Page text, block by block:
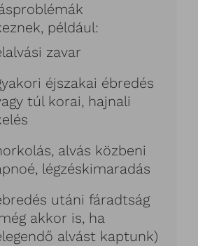
például:
zavar
éjszakai ébredés
túl korai, hajnali
alvás közbeni
légzéskimaradás
utáni fáradtság
akkor is, ha
alvást kaptunk)